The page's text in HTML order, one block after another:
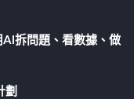
拆問題、看數據、做
劃